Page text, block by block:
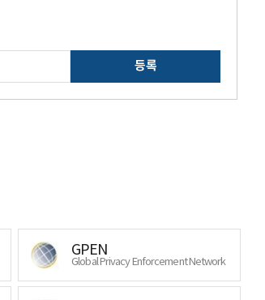
등록
GPEN
Global Privacy Enforcement Network